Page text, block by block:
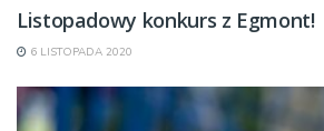
Listopadowy konkurs z Egmont!
6 LISTOPADA 2020